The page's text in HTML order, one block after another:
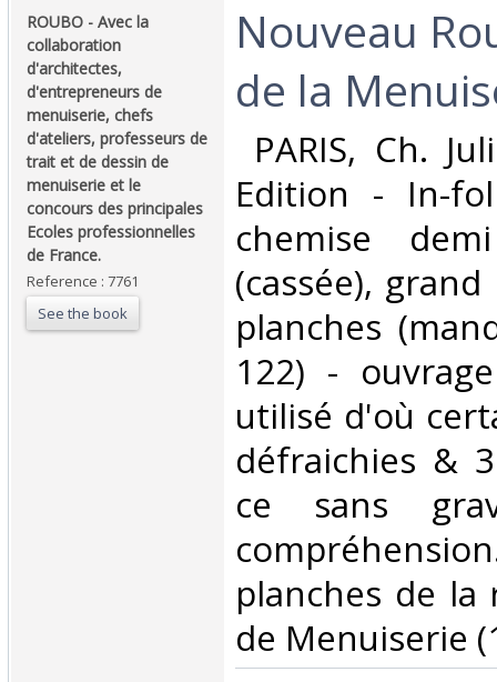
‎ROUBO - Avec la
collaboration
d'architectes,
d'entrepreneurs de
menuiserie, chefs
d'ateliers, professeurs de
trait et de dessin de
menuiserie et le
concours des principales
Ecoles professionnelles
de France. ‎
Reference : 7761
See the book
‎Nouveau
de la
PARIS, Ch.
Edition - In-
chemise
(cassée),
planches
122) -
utilisé d'où
défraichies &
ce sans
planches de la
de Menuiserie